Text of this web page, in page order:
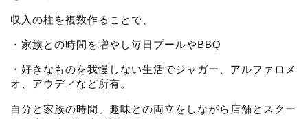
収入の柱を複数作ることで、
・家族との時間を増やし毎日プールやBBQ
・好きなものを我慢しない生活でジャガー、アルファロメ
オ、アウディなど所有。
自分と家族の時間、趣味との両立をしながら店舗とスクー